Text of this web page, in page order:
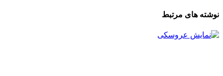
نوشته های مرتبط